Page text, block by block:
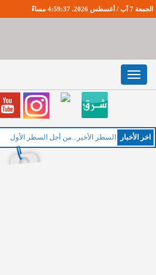
الجمعة 7 آب / أغسطس 2026. 4:59:38 مساءً
Toggle
navigation
اخر اﻷخبار الخميس